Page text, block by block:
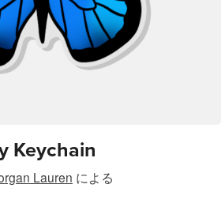
Keychain
Lauren による